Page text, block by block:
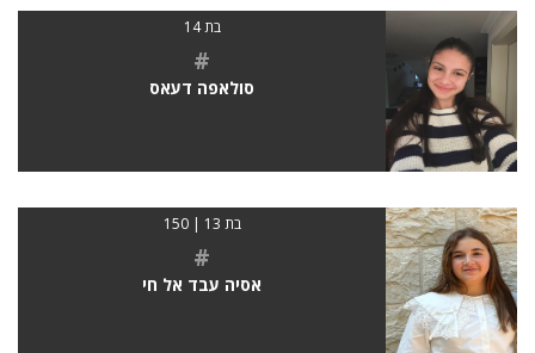
בת 14
#
סולאפה דעאס
בת 13 | 150
#
אסיה עבד אל חי